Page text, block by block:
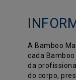
A Bamboo
cada
da
do corpo,